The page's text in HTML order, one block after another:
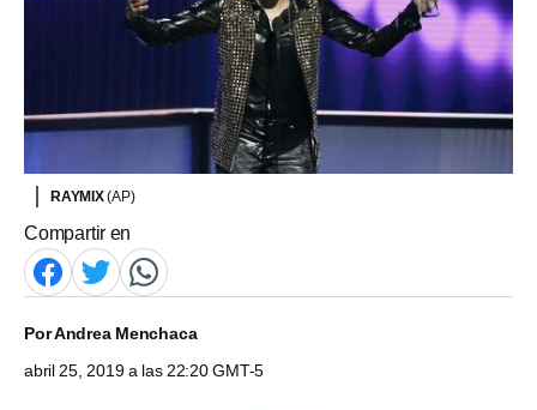
RAYMIX(AP)
Compartir en
PorAndrea Menchaca
abril 25, 2019 a las 22:20 GMT-5